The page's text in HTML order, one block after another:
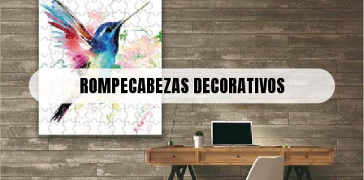
ROMPECABEZAS DECORATIVOS
ROMPECABEZAS DECORATIVOS
Podemos convertir obras de arte, fotografías o recuerdos
familiares en un rompecabezas gigante para decorar tu casa u
oficina